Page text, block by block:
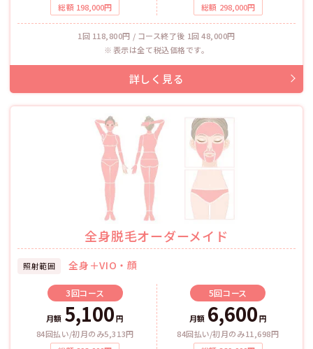
総額 198,000円
総額 298,000円
1回 118,800円 / コース終了後 1回 48,000円
表示は全て税込価格です。
全身脱毛オーダーメイド
照射範囲 全身＋VIO・顔
3回コース
月額 5,100 円
84回払い/初月のみ5,313円
5回コース
月額 6,600円
84回払い/初月のみ11,698円